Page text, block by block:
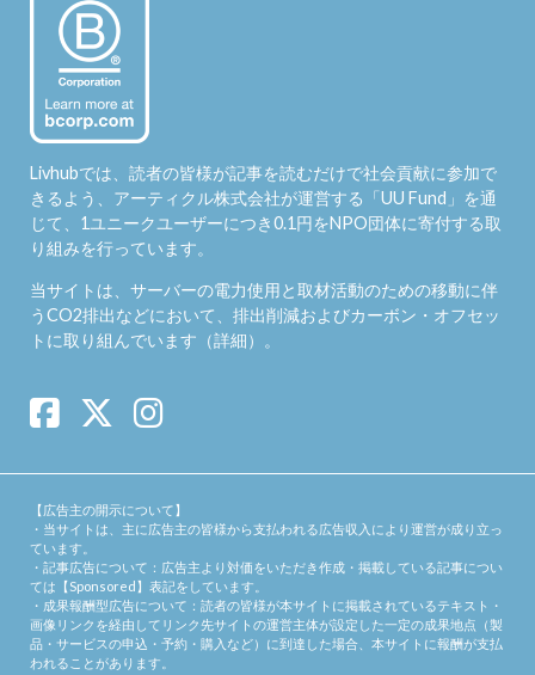
Livhubでは、読者の皆様が記事を読むだけで社会貢献に参加で
きるよう、アーティクル株式会社が運営する「UU Fund 」を通
じて、1ユニークユーザーにつき0.1円をNPO団体に寄付する取
り組みを行っています。
当サイトは、サーバーの電力使用と取材活動のための移動に伴
うCO2排出などにおいて、排出削減およびカーボン・オフセッ
トに取り組んでいます（詳細）。
【広告主の開示について】
・当サイトは、主に広告主の皆様から支払われる広告収入により運営が成り立っ
ています。
・記事広告について：広告主より対価をいただき作成・掲載している記事につい
ては【Sponsored】表記をしています。
・成果報酬型広告について：読者の皆様が本サイトに掲載されているテキスト・
画像リンクを経由してリンク先サイトの運営主体が設定した一定の成果地点（製
品・サービスの申込・予約・購入など）に到達した場合、本サイトに報酬が支払
われることがあります。